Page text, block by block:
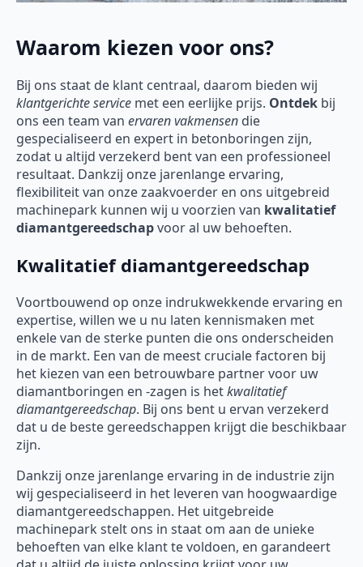
Waarom kiezen voor ons?
Bij ons staat de klant centraal, daarom bieden wij
klantgerichte service met een eerlijke prijs. Ontdek bij
ons een team van ervaren vakmensen die
gespecialiseerd en expert in betonboringen zijn,
zodat u altijd verzekerd bent van een professioneel
resultaat. Dankzij onze jarenlange ervaring,
flexibiliteit van onze zaakvoerder en ons uitgebreid
machinepark kunnen wij u voorzien van kwalitatief
diamantgereedschapvoor al uw behoeften.
Kwalitatief diamantgereedschap
Voortbouwend op onze indrukwekkende ervaring en
expertise, willen we u nu laten kennismaken met
enkele van de sterke punten die ons onderscheiden
in de markt. Een van de meest cruciale factoren bij
het kiezen van een betrouwbare partner voor uw
diamantboringen en -zagen is hetkwalitatief
diamantgereedschap. Bij ons bent u ervan verzekerd
dat u de beste gereedschappen krijgt die beschikbaar
zijn.
Dankzij onze jarenlange ervaring in de industrie zijn
wij gespecialiseerd in het leveren van hoogwaardige
diamantgereedschappen. Het uitgebreide
machinepark stelt ons in staat om aan de unieke
behoeften van elke klant te voldoen, en garandeert